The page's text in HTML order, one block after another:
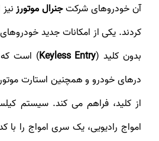
آن خودروهای شرکتجنرال موتورزنیز
کردند. یکی از امکانات جدید
بدون کلید (Keyless Entry) است که
درهای خودرو و همچنین استارت موتور
از کلید، فراهم می کند. سیستم
امواج رادیویی، یک سری امواج را